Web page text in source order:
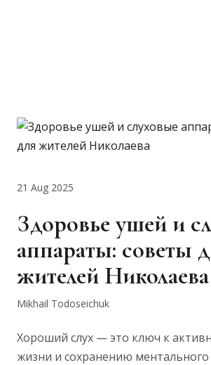
21 Aug 2025
Здоровье ушей и
аппараты: советы
жителей Николаева
Mikhail Todoseichuk
Хороший слух — это ключ к
жизни и сохранению